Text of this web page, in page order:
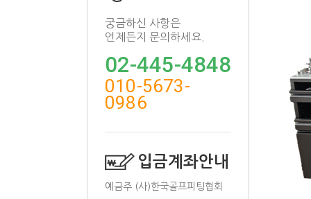
궁금하신 사항은
언제든지 문의하세요.
02-445-4848
010-5673-
0986
입금계좌안내
예금주 (사)한국골프피팅협회